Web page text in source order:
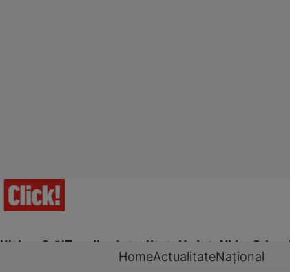
Ultima Oră!Trending Actualitate Vedete Video Prime
HomeActualitateNațional